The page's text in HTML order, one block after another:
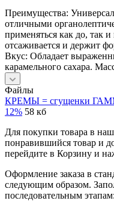
Преимущества:
отличными
применяться как до, так
отсаживается и держит
Вкус: Обладает
карамельного сахара.
Файлы
КРЕМЫ = сгущенки
12% 58 кб
Для покупки товара в
понравившийся товар и
перейдите в Корзину и
Оформление заказа в
следующим образом.
последовательным